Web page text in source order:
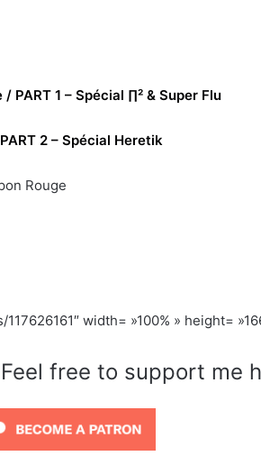
PART 1 – Spécial ∏² & Super Flu
2 – Spécial Heretik
Rouge
width= »100% » height=
free to support me